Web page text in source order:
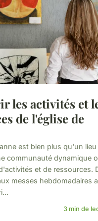
les activités et
de l'église de
est bien plus qu'un lieu
communauté dynamique
et de ressources.
messes hebdomadaires
3 min de